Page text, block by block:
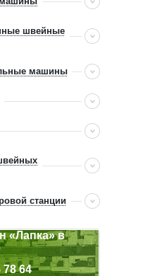
швейные
машины
станции
«Лапка» в
78 64